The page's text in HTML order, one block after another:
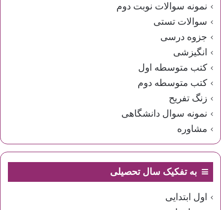
نمونه سوالات نوبت دوم
سوالات تستی
جزوه درسی
انگیزشی
کتب متوسطه اول
کتب متوسطه دوم
زنگ تفریح
نمونه سوال دانشگاهی
مشاوره
به تفکیک سال تحصیلی
اول ابتدایی